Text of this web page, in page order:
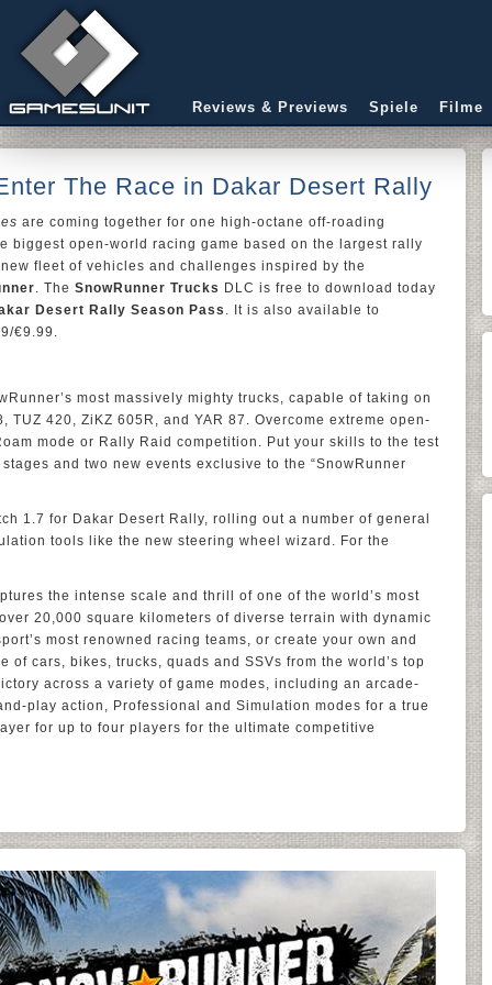
Reviews & Previews Spiele Filme
The Race in Dakar Desert Rally
are coming together for one high-octane off-roading
biggest open-world racing game based on the largest rally
fleet of vehicles and challenges inspired by the
. The SnowRunner Trucks DLC is free to download today
Desert Rally Season Pass . It is also available to
€9.99.
most massively mighty trucks, capable of taking on
TUZ 420, ZiKZ 605R, and YAR 87. Overcome extreme open-
mode or Rally Raid competition. Put your skills to the test
and two new events exclusive to the “SnowRunner
1.7 for Dakar Desert Rally, rolling out a number of general
tools like the new steering wheel wizard. For the
the intense scale and thrill of one of the world’s most
20,000 square kilometers of diverse terrain with dynamic
most renowned racing teams, or create your own and
cars, bikes, trucks, quads and SSVs from the world’s top
across a variety of game modes, including an arcade-
play action, Professional and Simulation modes for a true
for up to four players for the ultimate competitive